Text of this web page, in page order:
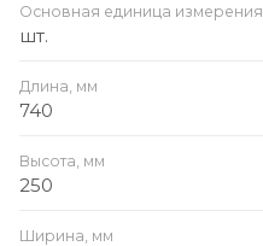
Основная единица измерения
шт.
Длина, мм
740
Высота, мм
250
Ширина, мм